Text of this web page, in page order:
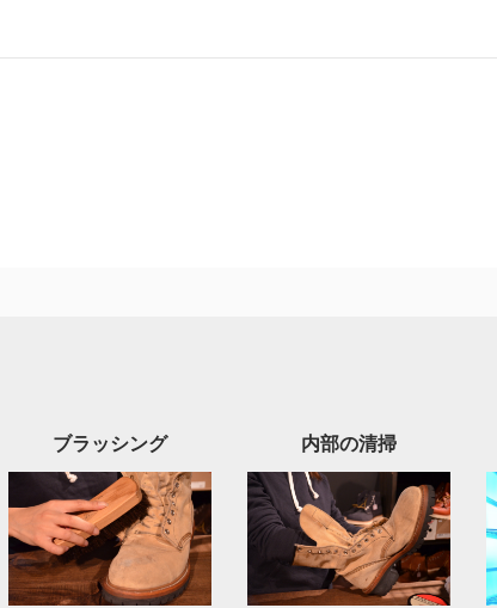
ブラッシング 内部の清掃